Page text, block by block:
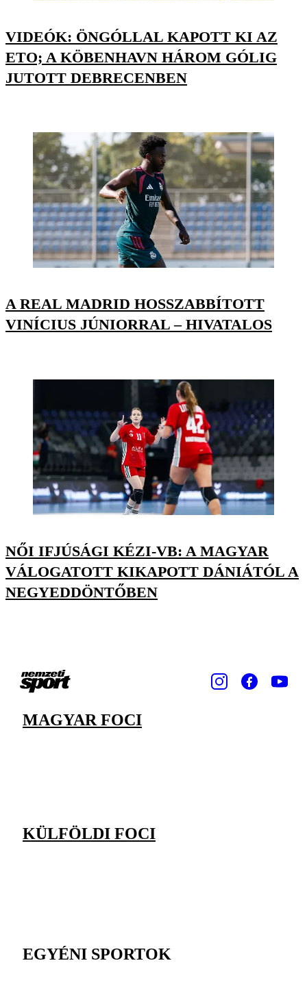
VIDEÓK: ÖNGÓLLAL KAPOTT KI AZ
ETO; A KÖBENHAVN HÁROM GÓLIG
JUTOTT DEBRECENBEN
A REAL MADRID HOSSZABBÍTOTT
VINÍCIUS JÚNIORRAL – HIVATALOS
NŐI IFJÚSÁGI KÉZI-VB: A MAGYAR
VÁLOGATOTT KIKAPOTT DÁNIÁTÓL A
NEGYEDDÖNTŐBEN
MAGYAR FOCI
KÜLFÖLDI FOCI
EGYÉNI SPORTOK